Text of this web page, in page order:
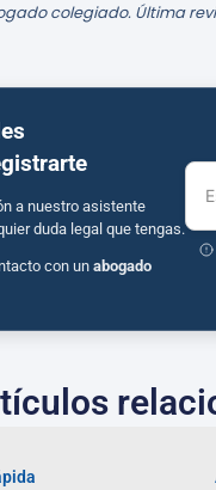
colegiado. Última
a nuestro asistente
duda legal que tengas.
con un abogado